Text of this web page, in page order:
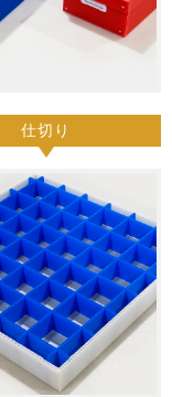
仕切り